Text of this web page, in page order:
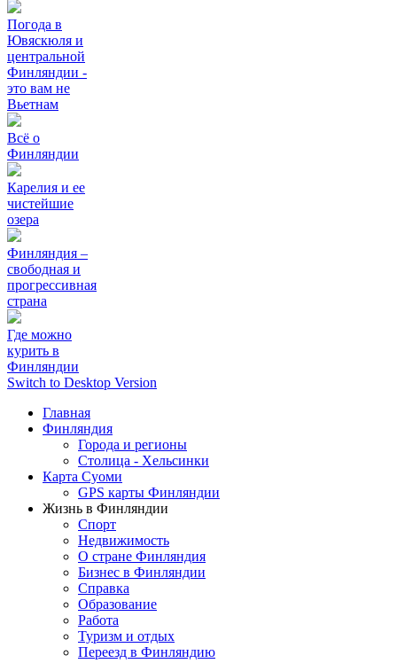
Погода в
Ювяскюля и
центральной
Финляндии -
это вам не
Вьетнам
Всё о
Финляндии
Карелия и ее
чистейшие
озера
Финляндия –
свободная и
прогрессивная
страна
Где можно
курить в
Финляндии
Switch to Desktop Version
Главная
Финляндия
Города и регионы
Столица - Хельсинки
Карта Суоми
GPS карты Финляндии
Жизнь в Финляндии
Спорт
Недвижимость
О стране Финляндия
Бизнес в Финляндии
Справка
Образование
Работа
Туризм и отдых
Переезд в Финляндию